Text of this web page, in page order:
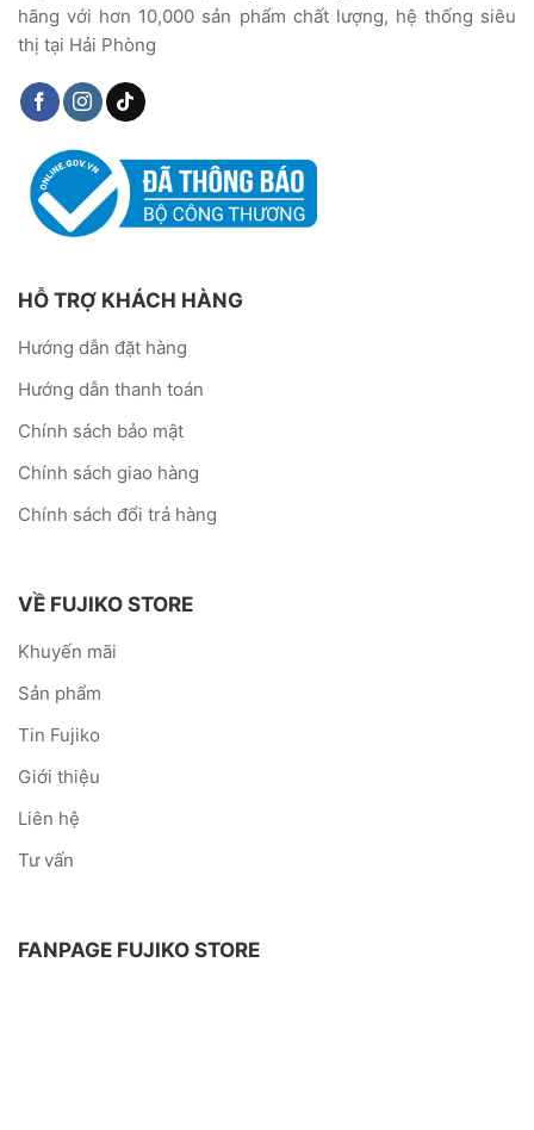
hãng với hơn 10,000 sản phẩm chất lượng, hệ thống siêu
thị tại Hải Phòng
HỖ TRỢ KHÁCH HÀNG
Hướng dẫn đặt hàng
Hướng dẫn thanh toán
Chính sách bảo mật
Chính sách giao hàng
Chính sách đổi trả hàng
VỀ FUJIKO STORE
Khuyến mãi
Sản phẩm
Tin Fujiko
Giới thiệu
Liên hệ
Tư vấn
FANPAGE FUJIKO STORE